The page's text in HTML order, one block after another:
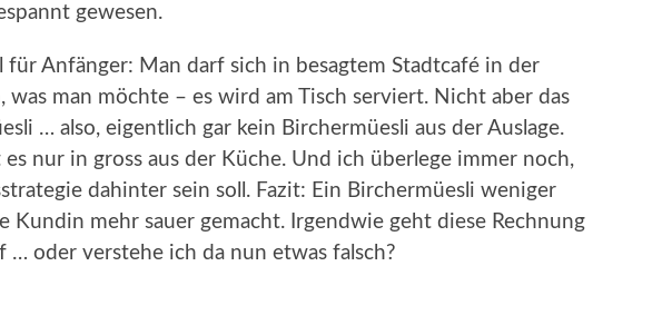
gewesen.
für Anfänger: Man darf sich in besagtem Stadtcafé in der
was man möchte – es wird am Tisch serviert. Nicht aber das
… also, eigentlich gar kein Birchermüesli aus der Auslage.
es nur in gross aus der Küche. Und ich überlege immer noch,
dahinter sein soll. Fazit: Ein Birchermüesli weniger
Kundin mehr sauer gemacht. Irgendwie geht diese Rechnung
… oder verstehe ich da nun etwas falsch?